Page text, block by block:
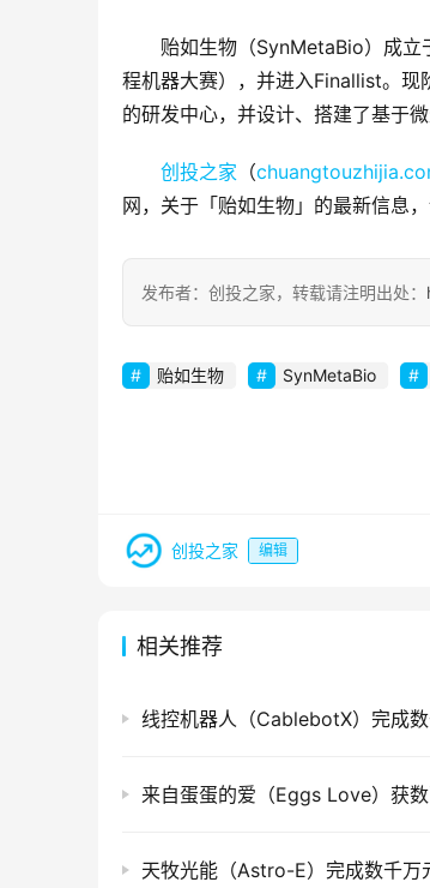
贻如生物（SynMetaBio）成立
程机器大赛），并进入Finallist。
的研发中心，并设计、搭建了基于
创投之家 （
网，关于「贻如生物」的最新信息
发布者：创投之家，转载请注明出处：
贻如生物 SynMetaBio
创投之家 编辑
相关推荐
线控机器人（CablebotX）完成
来自蛋蛋的爱（Eggs Love）获
天牧光能（Astro-E）完成数千万